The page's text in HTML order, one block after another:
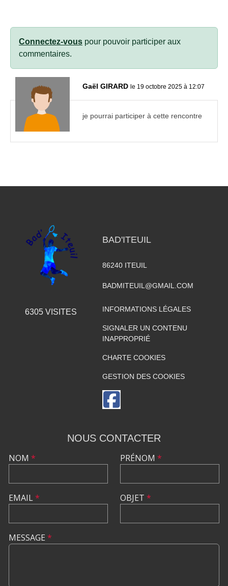
Connectez-vous pour pouvoir participer aux
commentaires.
Gaël GIRARD le 19 octobre 2025 à 12:07
je pourrai participer à cette rencontre
6305 VISITES
BAD'ITEUIL
86240 ITEUIL
BADMITEUIL@GMAIL.COM
INFORMATIONS LÉGALES
SIGNALER UN CONTENU
INAPPROPRIÉ
CHARTE COOKIES
GESTION DES COOKIES
NOUS CONTACTER
NOM *
EMAIL*
PRÉNOM *
OBJET *
MESSAGE *